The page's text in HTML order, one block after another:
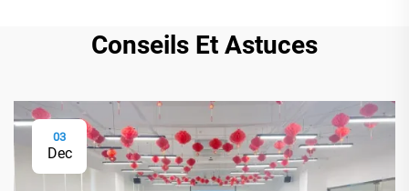
Conseils Et Astuces
03
Dec